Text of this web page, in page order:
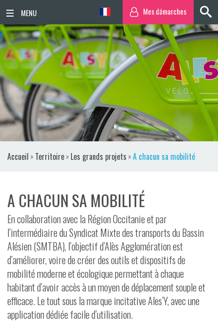
ACCUEIL
ACTUALITÉS
AGENDA
TERRITOIRE
VIE QUOTIDIENNE
SORTIR / BOUGER
ESPACE PRESSE
VIDÉOS
CONTACT
Mes démarches
Accueil » Territoire» Les grands projets »A chacun sa mobilité
A CHACUN SA MOBILITÉ
En collaboration avec la Région Occitanie et par
l’intermédiaire du Syndicat Mixte des transports du Bassin
Alésien (SMTBA), l’objectif d’Alès Agglomération est
d’améliorer, voire de créer des outils et dispositifs de
mobilité moderne et écologique permettant à chaque
habitant d’avoir accès à un moyen de déplacement souple et
efficace. Le tout sous la marque incitative Ales’Y, avec une
application dédiée facile d’utilisation.